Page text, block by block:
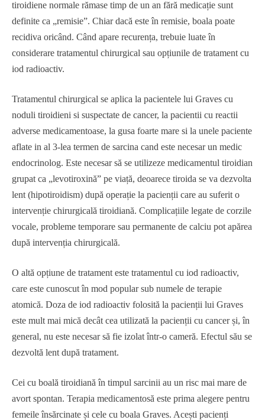
tiroidiene normale rămase timp de un an fără medicație sunt
definite ca „remisie”. Chiar dacă este în remisie, boala poate
recidiva oricând. Când apare recurența, trebuie luate în
considerare tratamentul chirurgical sau opțiunile de tratament cu
iod radioactiv.
Tratamentul chirurgical se aplica la pacientele lui Graves cu
noduli tiroidieni si suspectate de cancer, la pacientii cu reactii
adverse medicamentoase, la gusa foarte mare si la unele paciente
aflate in al 3-lea termen de sarcina cand este necesar un medic
endocrinolog. Este necesar să se utilizeze medicamentul tiroidian
grupat ca „levotiroxină” pe viață, deoarece tiroida se va dezvolta
lent (hipotiroidism) după operație la pacienții care au suferit o
intervenție chirurgicală tiroidiană. Complicațiile legate de corzile
vocale, probleme temporare sau permanente de calciu pot apărea
după intervenția chirurgicală.
O altă opțiune de tratament este tratamentul cu iod radioactiv,
care este cunoscut în mod popular sub numele de terapie
atomică. Doza de iod radioactiv folosită la pacienții lui Graves
este mult mai mică decât cea utilizată la pacienții cu cancer și, în
general, nu este necesar să fie izolat într-o cameră. Efectul său se
dezvoltă lent după tratament.
Cei cu boală tiroidiană în timpul sarcinii au un risc mai mare de
avort spontan. Terapia medicamentosă este prima alegere pentru
femeile însărcinate și cele cu boala Graves. Acești pacienți